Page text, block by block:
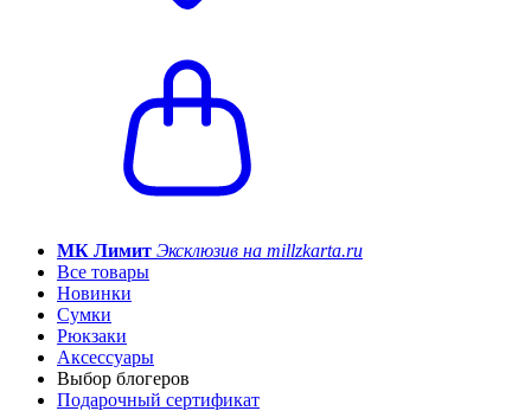
МК Лимит Эксклюзив на millzkarta.ru
Все товары
Новинки
Сумки
Рюкзаки
Аксессуары
Выбор блогеров
Подарочный сертификат